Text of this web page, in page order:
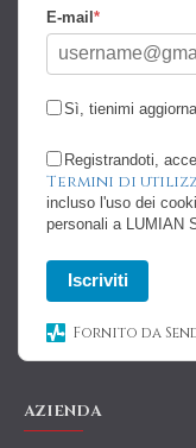
E-mail *
Sì, tienimi
Registrandoti,
Termini di
incluso l'uso dei
personali a LUMIAN
Iscriviti
Fornito da
AZIENDA